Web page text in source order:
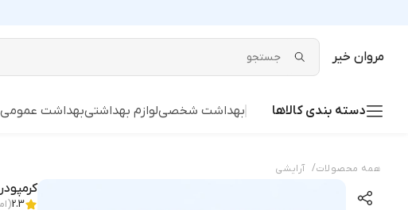
مروان خیر
دسته بندی کالاها بهداشت شخصیلوازم بهداشتیبهداشت عمومی
همه محصولات/ آرایشی
2.3